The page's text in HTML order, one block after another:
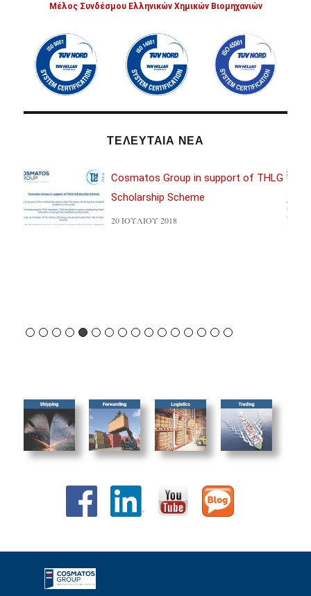
Μέλος Συνδέσμου Ελληνικών Χημικών Βιομηχανιών
ΤΕΛΕΥΤΑΙΑ ΝΕΑ
Cosmatos Group in support of THLG
Scholarship Scheme
20 ΙΟΥΛΊΟΥ 2018